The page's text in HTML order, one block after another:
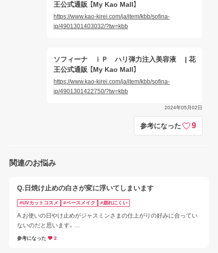
王公式通販 【My Kao Mall】
https://www.kao-kirei.com/ja/item/kbb/sofina-
ip/4901301403032/?tw=kbb
ソフィーナ ｉＰ ハリ弾力注入美容液 | 花
王公式通販 【My Kao Mall】
https://www.kao-kirei.com/ja/item/kbb/sofina-
ip/4901301422750/?tw=kbb
2024年05月02日
参考になった 9
関連のお悩み
Q.日焼け止めの白さが変に浮いてしまいます
#UVカットコスメ #ベースメイク #崩れにくい
A.お使いの日やけ止めがジャスミンさまの仕上がりの好みに合ってい
ないのだと思います。
白浮きせず、落ちにくいタイプの日焼け止めをお使いになってみては
参考になった 2